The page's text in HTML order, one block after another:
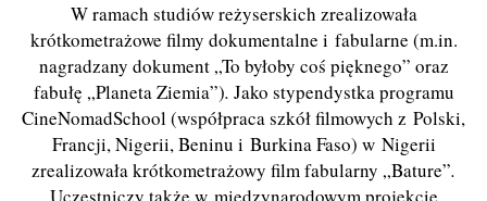
W ramach studiów reżyserskich zrealizowała
krótkometrażowe filmy dokumentalne i fabularne (m.in.
nagradzany dokument „To byłoby coś pięknego” oraz
fabułę „Planeta Ziemia”). Jako stypendystka programu
CineNomadSchool (współpraca szkół filmowych z Polski,
Francji, Nigerii, Beninu i Burkina Faso) w Nigerii
zrealizowała krótkometrażowy film fabularny „Bature”.